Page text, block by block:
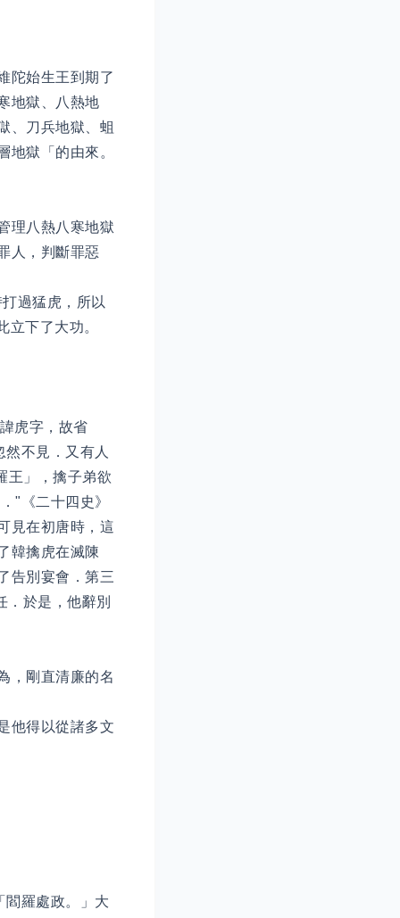
陀始生王到期了
地獄、八熱地
、刀兵地獄、蛆
地獄「的由來。
理八熱八寒地獄
人，判斷罪惡
過猛虎，所以
下了大功。
虎字，故省
不見．又有人
王」，擒子弟欲
"《二十四史》
見在初唐時，這
韓擒虎在滅陳
告別宴會．第三
於是，他辭別
，剛直清廉的名
他得以從諸多文
閻羅處政。」大